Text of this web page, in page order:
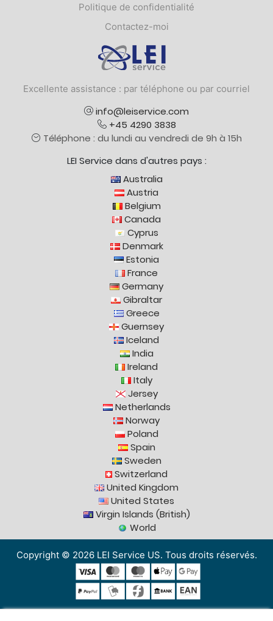
Politique de confidentialité
Contactez-moi
Excellente assistance : par téléphone ou par courriel
info@leiservice.com
+45 4290 3838
Téléphone : du lundi au vendredi de 9h à 15h
LEI Service dans d'autres pays :
Australia
Austria
Belgium
Canada
Cyprus
Denmark
Estonia
France
Germany
Gibraltar
Greece
Guernsey
Iceland
India
Ireland
Italy
Jersey
Netherlands
Norway
Poland
Spain
Sweden
Switzerland
United Kingdom
United States
Virgin Islands (British)
World
Copyright © 2026 LEI Service US. Tous droits réservés.